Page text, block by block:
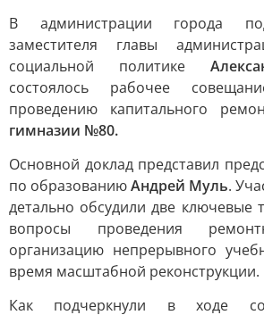
В администрации города
заместителя главы
социальной политике
состоялось рабочее
проведению капитального
гимназии №80.
Основной доклад представил
по образованиюАндрей Муль.
детально обсудили две ключевые
вопросы проведения
организацию непрерывного
время масштабной реконструкции.
Как подчеркнули в ходе